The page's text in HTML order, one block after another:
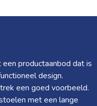
productaanbod dat is
design.
een goed voorbeeld.
met een lange